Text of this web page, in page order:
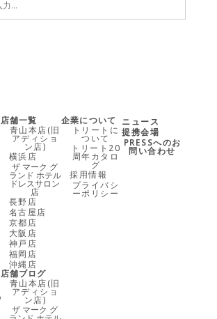
店舗一覧
青山本店(旧
アディショ
ン店)
横浜店
ザ マーク グ
ランド ホテル
ドレスサロン
店
長野店
名古屋店
京都店
大阪店
神戸店
福岡店
沖縄店
店舗ブログ
青山本店(旧
アディショ
ン店)
ザ マーク グ
企業について
トリートに
ついて
トリート20
周年カタロ
グ
採用情報
プライバシ
ーポリシー
ニュース
提携会場
PRESSへのお
問い合わせ